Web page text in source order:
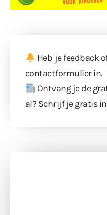
Heb je feedback
contactformulierin.
Ontvang je de
al? Schrijf je gratis in